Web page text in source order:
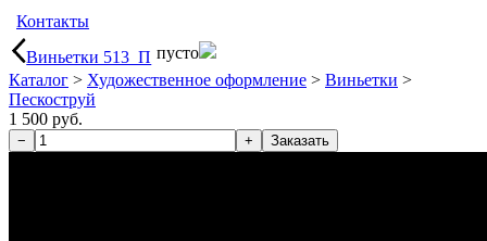
Контакты
Виньетки 513_П пусто
Каталог > Художественное оформление > Виньетки >
Пескоструй
1 500 руб.